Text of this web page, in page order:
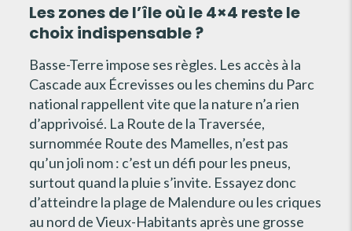
Les zones de l’île où le 4×4 reste le
choix indispensable ?
Basse-Terre impose ses règles. Les accès à la
Cascade aux Écrevisses ou les chemins du Parc
national rappellent vite que la nature n’a rien
d’apprivoisé. La Route de la Traversée,
surnommée Route des Mamelles, n’est pas
qu’un joli nom : c’est un défi pour les pneus,
surtout quand la pluie s’invite. Essayez donc
d’atteindre la plage de Malendure ou les criques
au nord de Vieux-Habitants après une grosse